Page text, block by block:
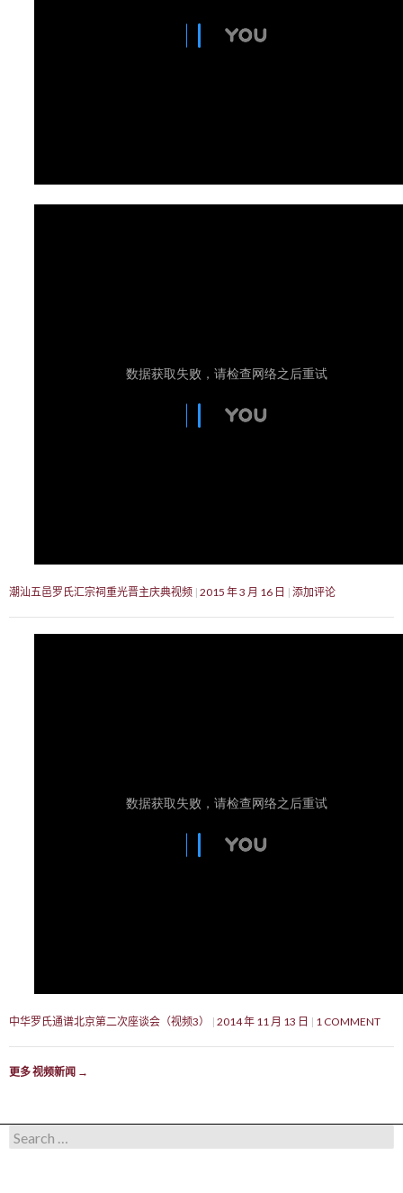
潮汕五邑罗氏汇宗祠重光晋主庆典视频 2015 年 3 月 16 日 添加评论
中华罗氏通谱北京第二次座谈会（视频3） 2014 年 11 月 13 日 1 COMMENT
更多 视频新闻 →
Search for: